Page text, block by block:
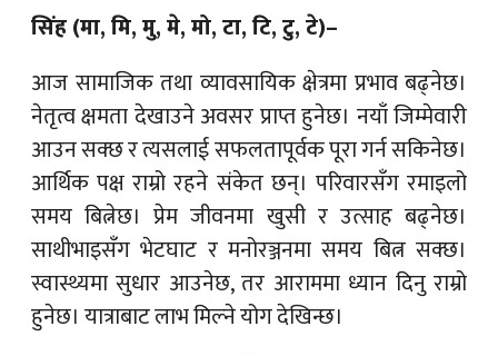
सिंह (मा, मि, मु, मे, मो, टा, टि, टु, टे)–
आज सामाजिक तथा व्यावसायिक क्षेत्रमा प्रभाव बढ्नेछ।
नेतृत्व क्षमता देखाउने अवसर प्राप्त हुनेछ। नयाँ जिम्मेवारी
आउन सक्छ र त्यसलाई सफलतापूर्वक पूरा गर्न सकिनेछ।
आर्थिक पक्ष राम्रो रहने संकेत छन्। परिवारसँग रमाइलो
समय बित्नेछ। प्रेम जीवनमा खुसी र उत्साह बढ्नेछ।
साथीभाइसँग भेटघाट र मनोरञ्जनमा समय बित्न सक्छ।
स्वास्थ्यमा सुधार आउनेछ, तर आराममा ध्यान दिनु राम्रो
हुनेछ। यात्राबाट लाभ मिल्ने योग देखिन्छ।